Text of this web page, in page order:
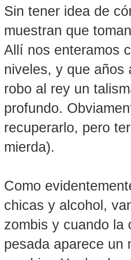
Sin tener idea de
muestran que
Allí nos enteramos
niveles, y que años
robo al rey un
profundo.
recuperarlo, pero
mierda).
Como
chicas y alcohol,
zombis y cuando la
pesada aparece un